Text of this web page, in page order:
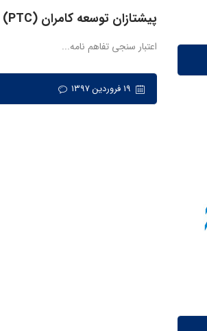
پیشتازان توسعه کامران (PTC)
اعتبار سنجی تفاهم نامه...